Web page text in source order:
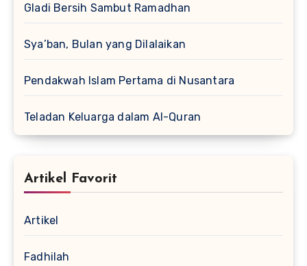
Gladi Bersih Sambut Ramadhan
Sya’ban, Bulan yang Dilalaikan
Pendakwah Islam Pertama di Nusantara
Teladan Keluarga dalam Al-Quran
Artikel Favorit
Artikel
Fadhilah